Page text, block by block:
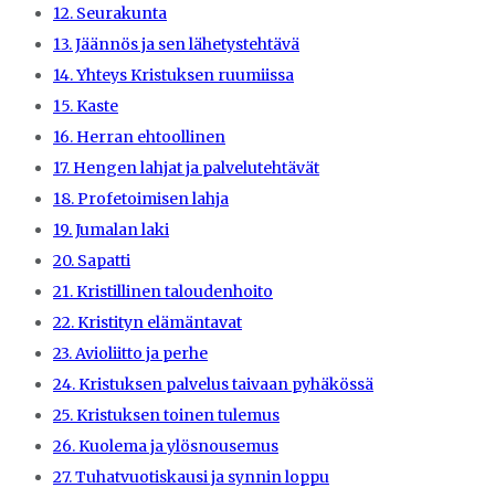
12. Seurakunta
13. Jäännös ja sen lähetystehtävä
14. Yhteys Kristuksen ruumiissa
15. Kaste
16. Herran ehtoollinen
17. Hengen lahjat ja palvelutehtävät
18. Profetoimisen lahja
19. Jumalan laki
20. Sapatti
21. Kristillinen taloudenhoito
22. Kristityn elämäntavat
23. Avioliitto ja perhe
24. Kristuksen palvelus taivaan pyhäkössä
25. Kristuksen toinen tulemus
26. Kuolema ja ylösnousemus
27. Tuhatvuotiskausi ja synnin loppu